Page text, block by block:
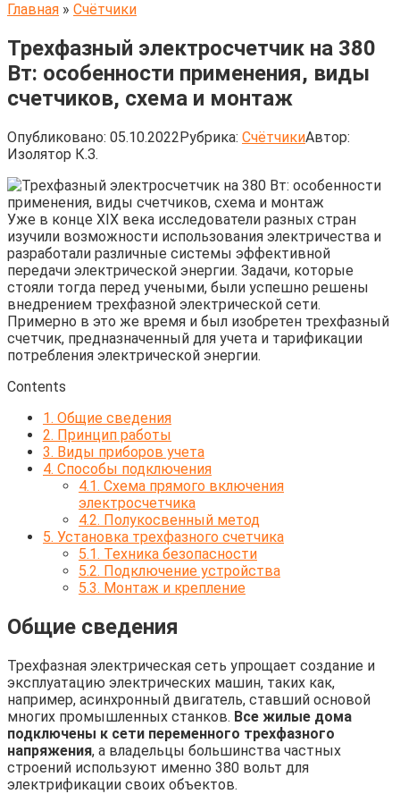
Главная » Счётчики
Трехфазный электросчетчик на 380
Вт: особенности применения, виды
счетчиков, схема и монтаж
Опубликовано: 05.10.2022Рубрика: СчётчикиАвтор:
Изолятор К.З.
Уже в конце XIX века исследователи разных стран
изучили возможности использования электричества и
разработали различные системы эффективной
передачи электрической энергии. Задачи, которые
стояли тогда перед учеными, были успешно решены
внедрением трехфазной электрической сети.
Примерно в это же время и был изобретен трехфазный
счетчик, предназначенный для учета и тарификации
потребления электрической энергии.
Contents
1. Общие сведения
2. Принцип работы
3. Виды приборов учета
4. Способы подключения
4.1. Схема прямого включения
электросчетчика
4.2. Полукосвенный метод
5. Установка трехфазного счетчика
5.1. Техника безопасности
5.2. Подключение устройства
5.3. Монтаж и крепление
Общие сведения
Трехфазная электрическая сеть упрощает создание и
эксплуатацию электрических машин, таких как,
например, асинхронный двигатель, ставший основой
многих промышленных станков. Все жилые дома
подключены к сети переменного трехфазного
напряжения, а владельцы большинства частных
строений используют именно 380 вольт для
электрификации своих объектов.